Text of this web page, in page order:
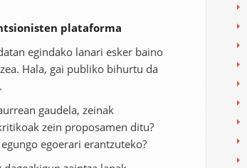
plataforma
egindako lanari esker baino
Hala, gai publiko bihurtu da
gaudela, zeinak
zein proposamen ditu?
egoerari erantzuteko?